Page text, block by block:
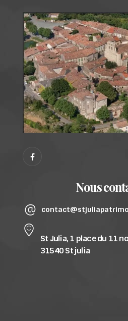
Nous
St Julia, 1 place du 11
31540 St julia